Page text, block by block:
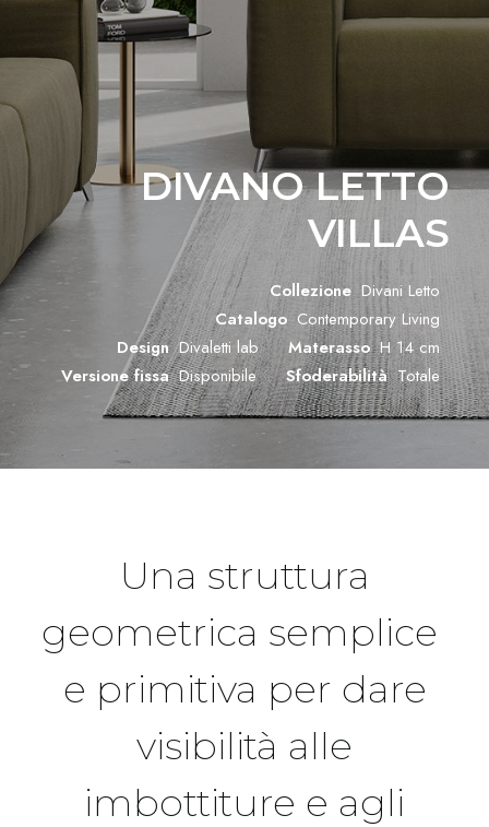
DIVANO LETTO
VILLAS
Collezione Divani Letto
Catalogo Contemporary Living
Design Divaletti lab Materasso H 14 cm
Versione fissa Disponibile Sfoderabilità Totale
Una struttura
geometrica semplice
e primitiva per dare
visibilità alle
imbottiture e agli